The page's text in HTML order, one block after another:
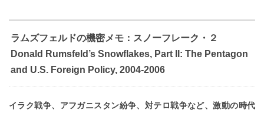
ラムズフェルドの機密メモ：スノーフレーク・２
Donald Rumsfeld’s Snowflakes, Part II: The Pentagon
and U.S. Foreign Policy, 2004-2006
イラク戦争、アフガニスタン紛争、対テロ戦争など、激動の時代